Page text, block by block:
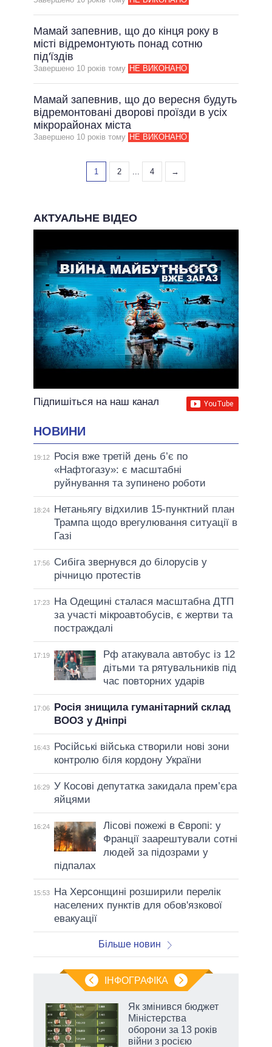
Мамай запевнив, що до кінця року в
місті відремонтують понад сотню
під'їздів
Завершено 10 рокiв тому НЕ ВИКОНАНО
Мамай запевнив, що до вересня будуть
відремонтовані дворові проїзди в усіх
мікрорайонах міста
Завершено 10 рокiв тому НЕ ВИКОНАНО
1 2 ... 4 →
АКТУАЛЬНЕ ВІДЕО
Підпишіться на наш канал
НОВИНИ
19:12
Росія вже третій день б’є по
«Нафтогазу»: є масштабні
руйнування та зупинено роботи
18:24
Нетаньягу відхилив 15-пунктний план
Трампа щодо врегулювання ситуації в
Газі
17:56
Сибіга звернувся до білорусів у
річницю протестів
17:23
На Одещині сталася масштабна ДТП
за участі мікроавтобусів, є жертви та
постраждалі
17:19
Рф атакувала автобус із 12
дітьми та рятувальників під
час повторних ударів
17:06
Росія знищила гуманітарний склад
ВООЗ у Дніпрі
16:43
Російські війська створили нові зони
контролю біля кордону України
16:29 У Косові депутатка закидала прем’єра
яйцями
16:24
Лісові пожежі в Європі: у
Франції заарештували сотні
людей за підозрами у
підпалах
15:53
На Херсонщині розширили перелік
населених пунктів для обов'язкової
евакуації
Більше новин
ІНФОГРАФІКА
Як змінився бюджет
Міністерства
оборони за 13 років
війни з росією